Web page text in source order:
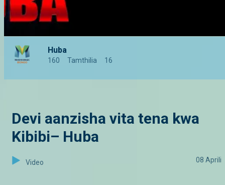
Huba
160 Tamthilia 16
Devi aanzisha vita tena kwa
Kibibi– Huba
Video 08 Aprili